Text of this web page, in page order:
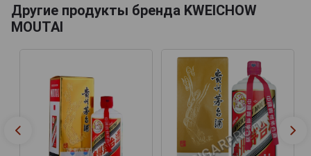
Другие продукты бренда KWEICHOW
MOUTAI